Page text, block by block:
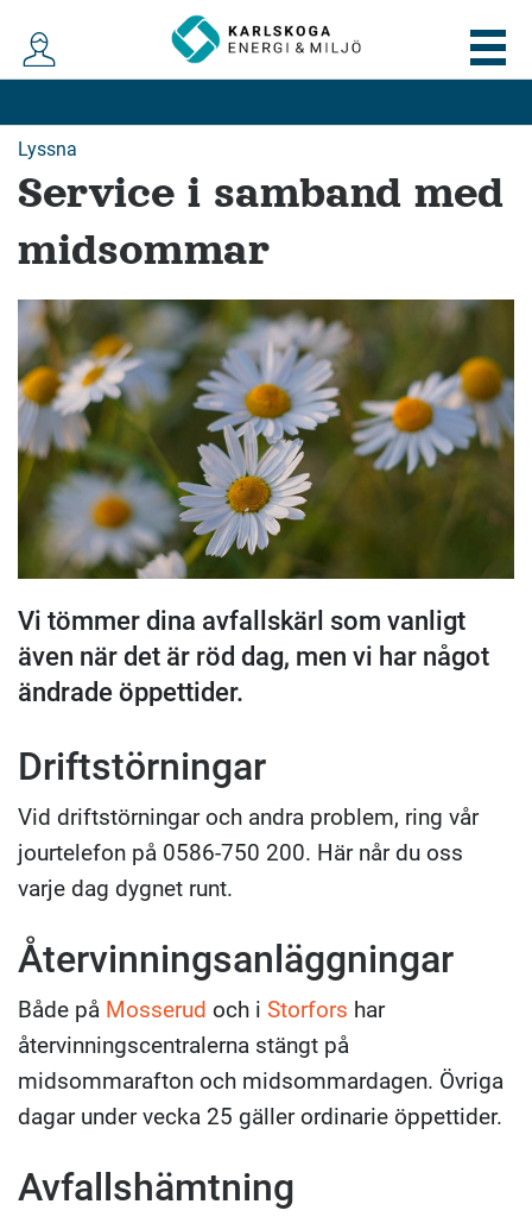
Lyssna
Service i samband med
midsommar
Vi tömmer dina avfallskärl som vanligt
även när det är röd dag, men vi har något
ändrade öppettider.
Driftstörningar
Vid driftstörningar och andra problem, ring vår
jourtelefon på 0586-750 200. Här når du oss
varje dag dygnet runt.
Återvinningsanläggningar
Både på Mosserud och i Storfors har
återvinningscentralerna stängt på
midsommarafton och midsommardagen. Övriga
dagar under vecka 25 gäller ordinarie öppettider.
Avfallshämtning